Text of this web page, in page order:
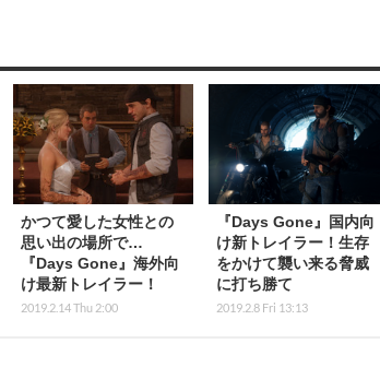
かつて愛した女性との
思い出の場所で…
『Days Gone』海外向
け最新トレイラー！
2019.2.14 Thu 2:00
『Days Gone』国内向
け新トレイラー！生存
をかけて襲い来る脅威
に打ち勝て
2019.2.8 Fri 13:13